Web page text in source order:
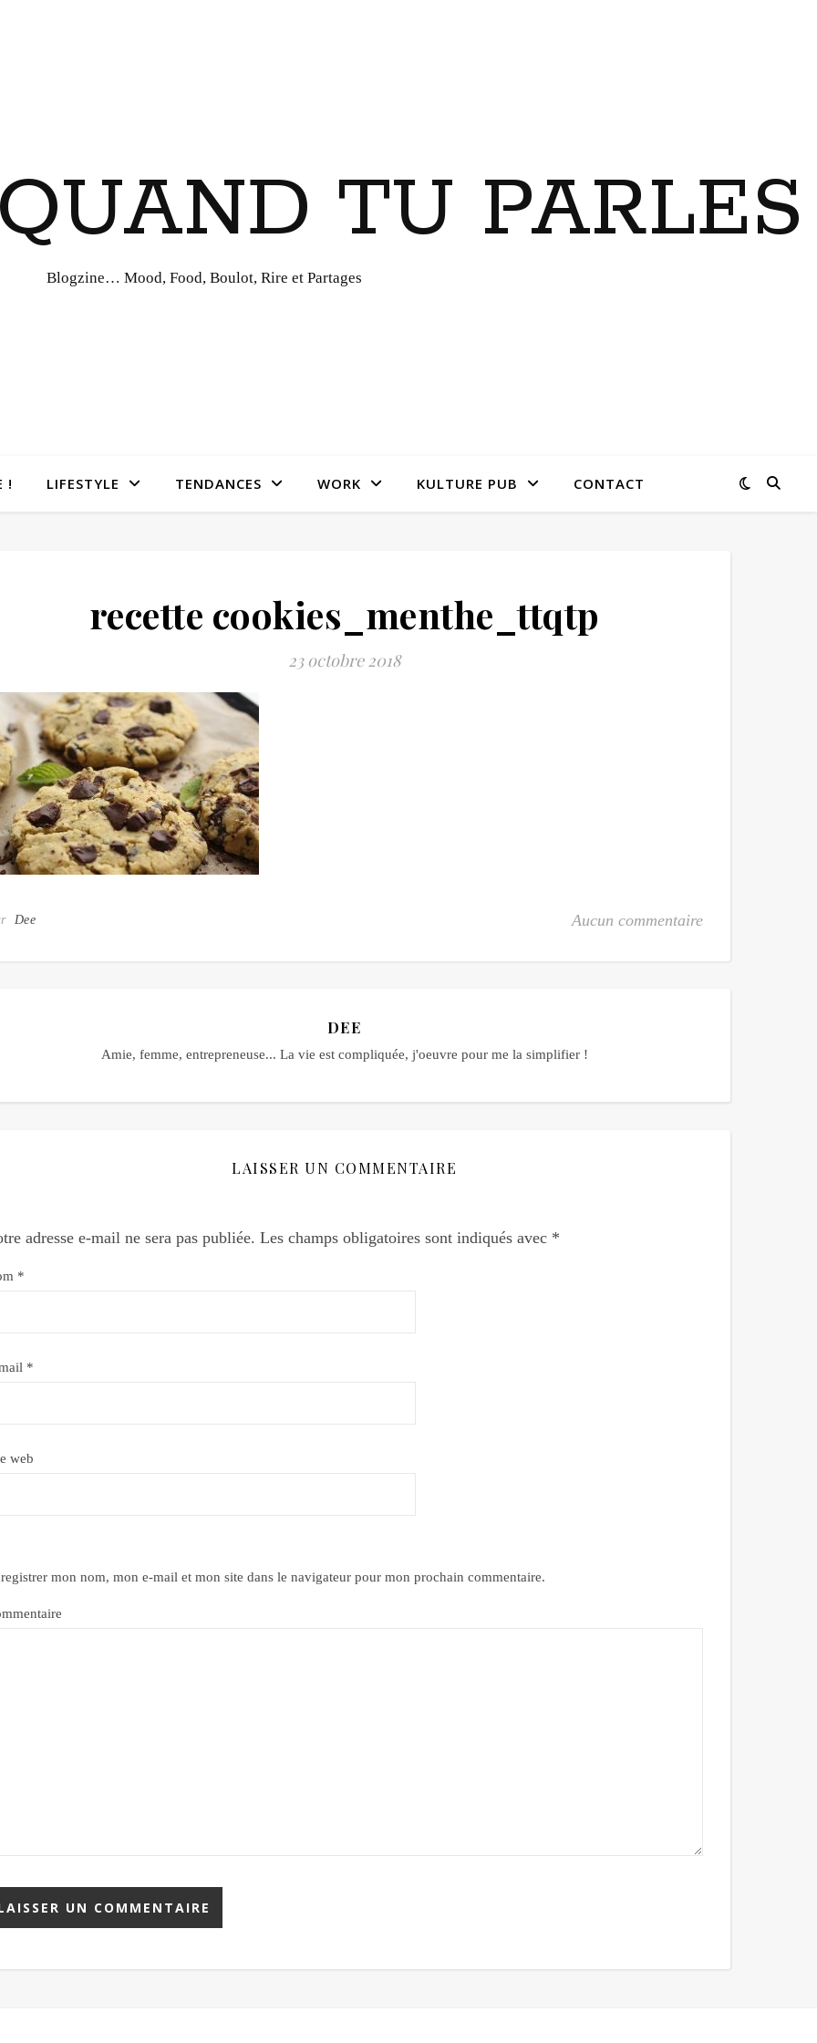
TU PARLES
Blogzine… Mood, Food, Boulot, Rire et Partages
! LIFESTYLE TENDANCES WORK KULTURE PUB CONTACT
recette cookies_menthe_ttqtp
23 octobre 2018
Dee Aucun commentaire
DEE
Amie, femme, entrepreneuse... La vie est compliquée, j'oeuvre pour me la simplifier !
LAISSER UN COMMENTAIRE
adresse e-mail ne sera pas publiée. Les champs obligatoires sont indiqués avec *
*
*
web
mon nom, mon e-mail et mon site dans le navigateur pour mon prochain commentaire.